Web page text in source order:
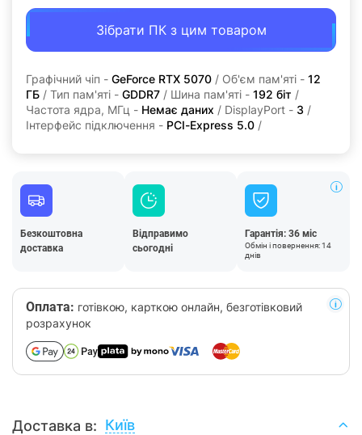
Зібрати ПК з цим товаром
Графічний чіп - GeForce RTX 5070 / Об'єм пам'яті - 12
ГБ / Тип пам'яті - GDDR7 / Шина пам'яті - 192 біт /
Частота ядра, МГц - Немає даних / DisplayPort - 3 /
Інтерфейс підключення - PCI-Express 5.0 /
Безкоштовна
доставка
Відправимо
сьогодні
Гарантія: 36 міс
Обмін і повернення: 14
днів
Оплата: готівкою, карткою онлайн, безготівковий
розрахунок
Доставка в: Київ